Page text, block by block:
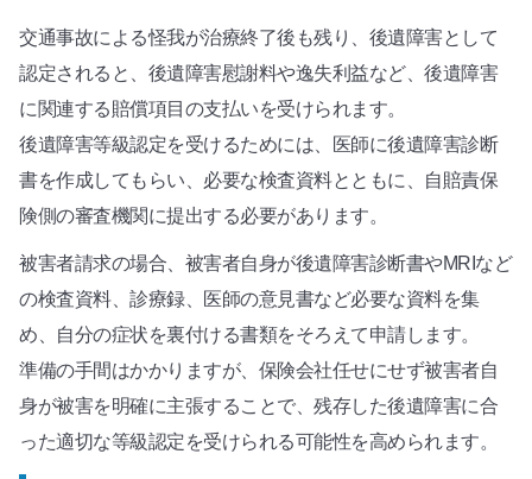
交通事故による怪我が治療終了後も残り、後遺障害として
認定されると、後遺障害慰謝料や逸失利益など、後遺障害
に関連する賠償項目の支払いを受けられます。
後遺障害等級認定を受けるためには、医師に後遺障害診断
書を作成してもらい、必要な検査資料とともに、自賠責保
険側の審査機関に提出する必要があります。
被害者請求の場合、被害者自身が後遺障害診断書やMRIなど
の検査資料、診療録、医師の意見書など必要な資料を集
め、自分の症状を裏付ける書類をそろえて申請します。
準備の手間はかかりますが、保険会社任せにせず被害者自
身が被害を明確に主張することで、残存した後遺障害に合
った適切な等級認定を受けられる可能性を高められます。